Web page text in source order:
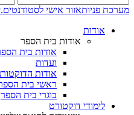
מערכת פניותאזור אישי
אודות
אודות בית הספר
אודות בית
ועדות
אודות
ראשי בית
בוגרי בית הספר
לימודי דוקטורט